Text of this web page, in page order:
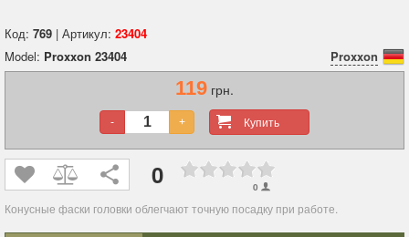
Код: 769 | Артикул: 23404
Model: Proxxon 23404 Proxxon
119 грн.
Купить
- +
0 0
Конусные фаски головки облегчают точную посадку при работе.